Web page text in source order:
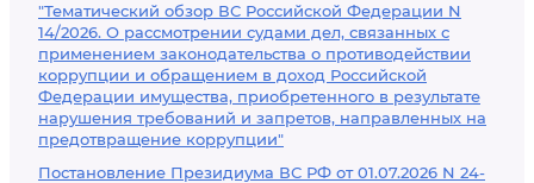
"Тематический обзор ВС Российской Федерации N
14/2026. О рассмотрении судами дел, связанных с
применением законодательства о противодействии
коррупции и обращением в доход Российской
Федерации имущества, приобретенного в результате
нарушения требований и запретов, направленных на
предотвращение коррупции"
Постановление Президиума ВС РФ от 01.07.2026 N 24-